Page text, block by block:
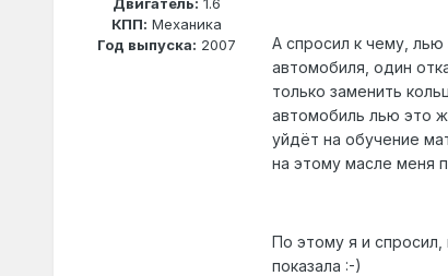
КПП: Механика
Год выпуска: 2007
А спросил к чему, лью
автомобиля, один
только заменить
автомобиль лью это
уйдёт на обучение
на этому масле меня
По этому я и спросил,
показала :-)